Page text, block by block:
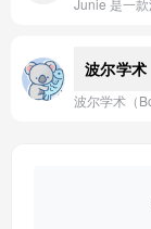
波尔学术